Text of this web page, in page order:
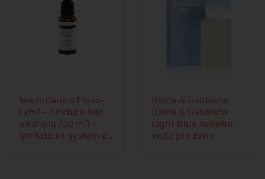
Neobotanics Flavo-
Lymf - tinktura bez
alkoholu (50 ml) -
lymfatický systém a
Dolce & Gabbana
Dolce & Gabbana
Light Blue toaletní
voda pro ženy